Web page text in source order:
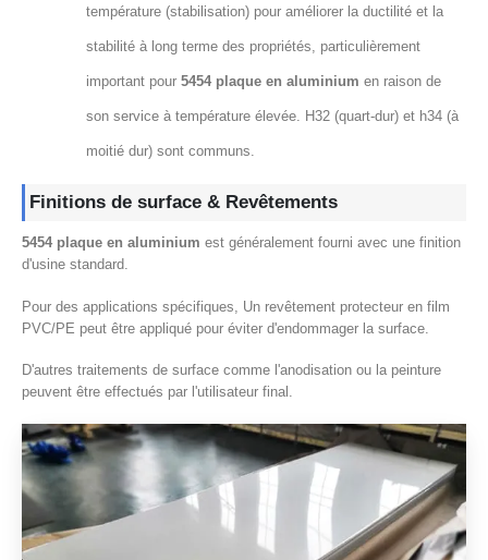
température (stabilisation) pour améliorer la ductilité et la
stabilité à long terme des propriétés, particulièrement
important pour5454 plaque en aluminium en raison de
son service à température élevée. H32 (quart-dur) et h34 (à
moitié dur) sont communs.
Finitions de surface & Revêtements
5454 plaque en aluminium est généralement fourni avec une finition
d'usine standard.
Pour des applications spécifiques, Un revêtement protecteur en film
PVC/PE peut être appliqué pour éviter d'endommager la surface.
D'autres traitements de surface comme l'anodisation ou la peinture
peuvent être effectués par l'utilisateur final.